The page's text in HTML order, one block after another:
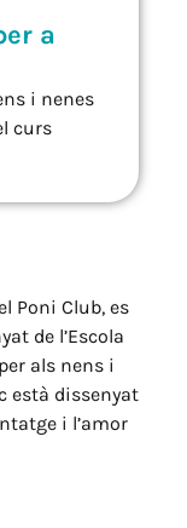
a
i nenes
curs
Poni Club, es
de l’Escola
als nens i
està dissenyat
i l’amor